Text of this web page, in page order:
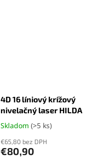
4D 16 líniový krížový
nivelačný laser HILDA
Priemerné
produktu
je
Skladom (>5 ks)
€65,80 bez DPH
€80,90